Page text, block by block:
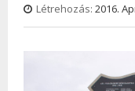
Létrehozás: 2016.